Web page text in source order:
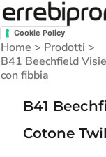
Cookie Policy
Home > Prodotti >
B41 Beechfield
con fibbia
B41
Cotone